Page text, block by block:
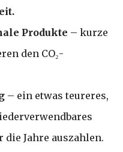
Produkte – kurze
den CO₂-
– ein etwas teureres,
Jahre auszahlen.